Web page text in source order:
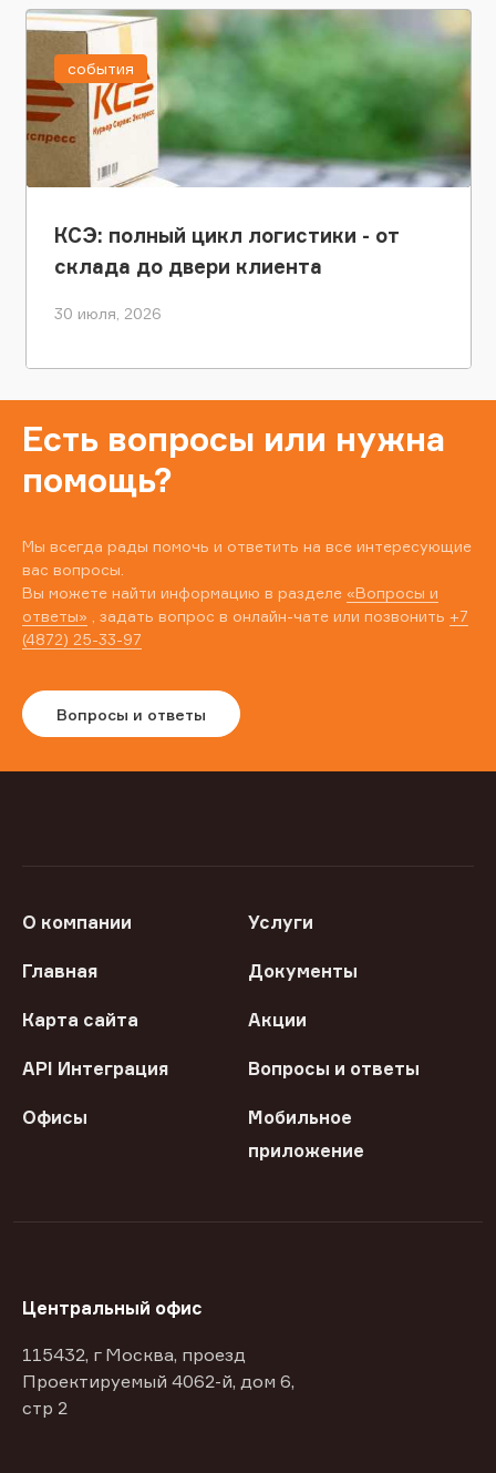
КСЭ: полный цикл логистики - от
склада до двери клиента
30 июля, 2026
события
Есть вопросы или нужна
помощь?
Мы всегда рады помочь и ответить на все интересующие
вас вопросы.
Вы можете найти информацию в разделе «Вопросы и
ответы» , задать вопрос в онлайн-чате или позвонить +7
(4872) 25-33-97
Вопросы и ответы
О компании Услуги
Главная Документы
Карта сайта Акции
API Интеграция Вопросы и ответы
Офисы
Мобильное
приложение
Центральный офис
115432, г Москва, проезд
Проектируемый 4062-й, дом 6,
стр 2